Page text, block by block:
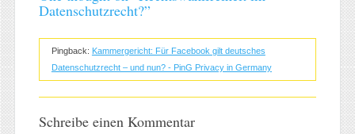
Datenschutzrecht?”
Pingback: Kammergericht: Für Facebook gilt deutsches
Datenschutzrecht – und nun? - PinG Privacy in Germany
Schreibe einen Kommentar